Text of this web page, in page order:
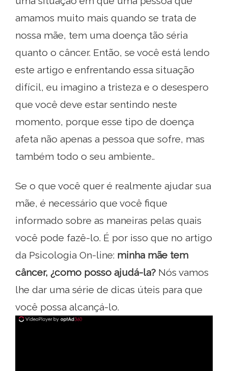
amamos muito mais quando se trata de
nossa mãe, tem uma doença tão séria
quanto o câncer. Então, se você está lendo
este artigo e enfrentando essa situação
difícil, eu imagino a tristeza e o desespero
que você deve estar sentindo neste
momento, porque esse tipo de doença
afeta não apenas a pessoa que sofre, mas
também todo o seu ambiente..
Se o que você quer é realmente ajudar sua
mãe, é necessário que você fique
informado sobre as maneiras pelas quais
você pode fazê-lo. É por isso que no artigo
da Psicologia On-line: minha mãe tem
câncer, ¿como posso ajudá-la? Nós vamos
lhe dar uma série de dicas úteis para que
você possa alcançá-lo.